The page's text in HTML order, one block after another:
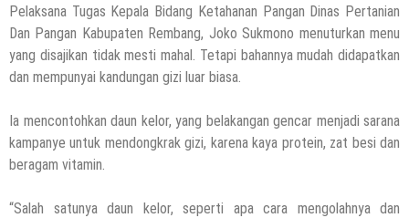
HEADLINE
Sejumlah Tips Membeli Tanah Kapling,
Terapkan Ini!! Ada Cara Yang Jarang
Terpikirkan Orang Awam
HEADLINE
Lewati Cerita Kelam Mirip Sinetron,
Teguh Akhirnya Diselamatkan Serka
26 November 2021 bymusa r2b
Pelaksana Tugas Kepala Bidang Ketahanan Pangan Dinas Pertanian
Dan Pangan Kabupaten Rembang, Joko Sukmono menuturkan menu
yang disajikan tidak mesti mahal. Tetapi bahannya mudah didapatkan
dan mempunyai kandungan gizi luar biasa.
Ia mencontohkan daun kelor, yang belakangan gencar menjadi sarana
kampanye untuk mendongkrak gizi, karena kaya protein, zat besi dan
beragam vitamin.
“Salah satunya daun kelor, seperti apa cara mengolahnya dan